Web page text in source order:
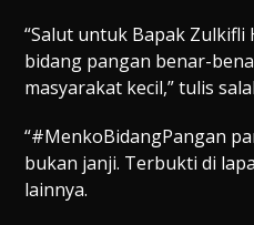
“Salut untuk Bapak Zulkifli
bidang pangan benar-
masyarakat kecil,” tulis
“#MenkoBidangPangan
bukan janji. Terbukti di
lainnya.